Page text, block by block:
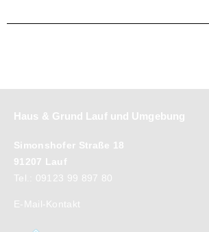
Haus & Grund Lauf und Umgebung
Simonshofer Straße 18
91207 Lauf
Tel.: 09123 99 897 80
E-Mail-Kontakt